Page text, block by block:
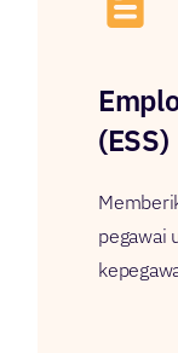
(ESS)
pegawai